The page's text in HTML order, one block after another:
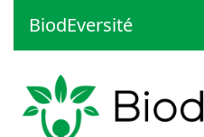
BiodEversité